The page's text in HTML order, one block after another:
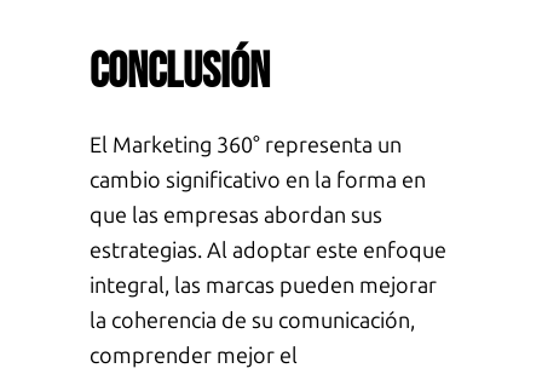
Conclusión
El Marketing 360° representa un
cambio significativo en la forma en
que las empresas abordan sus
estrategias. Al adoptar este enfoque
integral, las marcas pueden mejorar
la coherencia de su comunicación,
comprender mejor el